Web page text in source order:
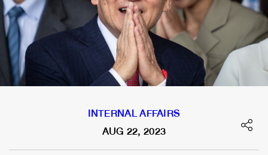
INTERNAL AFFAIRS
AUG 22, 2023